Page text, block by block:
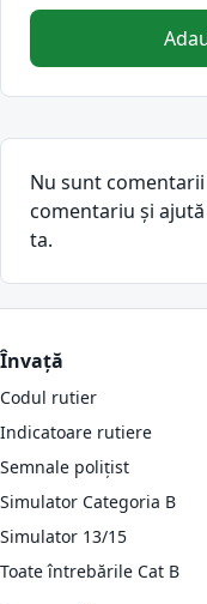
Nu sunt
comentariu și
ta.
Învață
Codul rutier
Indicatoare rutiere
Semnale polițist
Simulator Categoria B
Simulator 13/15
Toate întrebările Cat B